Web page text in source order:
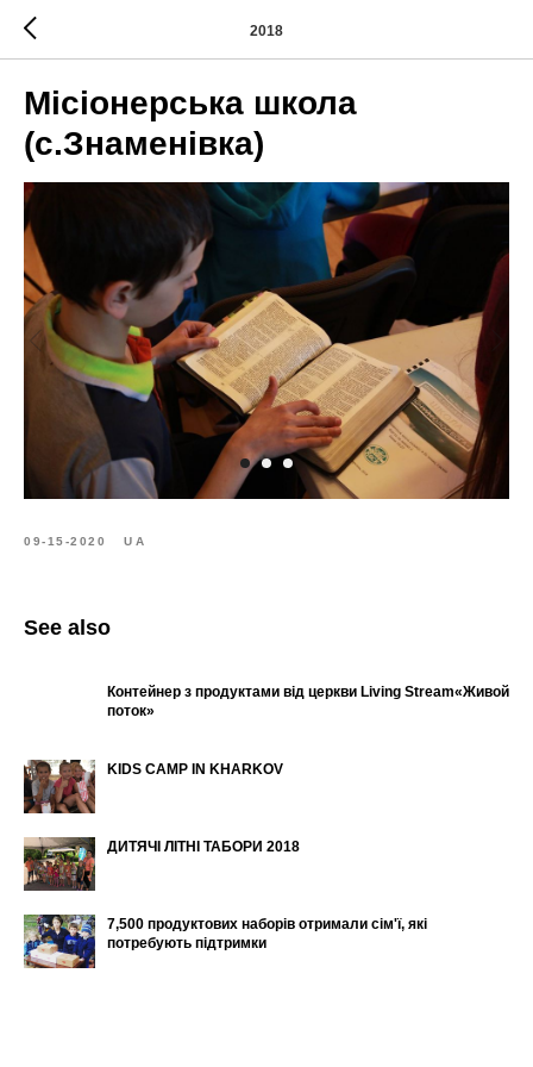
2018
Місіонерська школа
(с.Знаменівка)
09-15-2020 UA
See also
Контейнер з продуктами від церкви ​Living Stream​«Живой
поток»
KIDS CAMP IN KHARKOV
ДИТЯЧІ ЛІТНІ ТАБОРИ 2018
7,500 продуктових наборів отримали сім'ї, які
потребують підтримки